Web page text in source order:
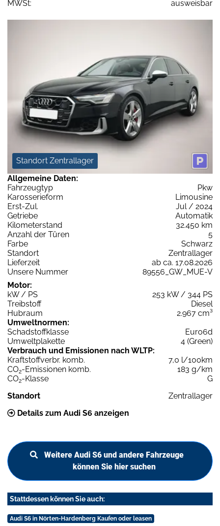
MWSt: ausweisbar
Standort Zentrallager
Allgemeine Daten:
Fahrzeugtyp
Pkw
Karosserieform
Limousine
Erst-Zul.
Jul / 2024
Getriebe
Automatik
Kilometerstand
32.450 km
Anzahl der Türen
5
Farbe
Schwarz
Standort
Zentrallager
Lieferzeit
ab ca. 17.08.2026
Unsere Nummer
89556_GW_MUE-V
Motor:
kW / PS
253 kW / 344 PS
Treibstoff
Diesel
Hubraum
2.967 cm³
Umweltnormen:
Schadstoffklasse
Euro6d
Umweltplakette
4 (Green)
Verbrauch und Emissionen nach WLTP:
Kraftstoffverbr. komb.
7,0 l/100km
CO2-Emissionen komb.
183 g/km
CO2-Klasse
G
Standort
Zentrallager
Details zum Audi S6 anzeigen
Weitere Audi S6 und andere Fahrzeuge
können Sie hier suchen
Stattdessen können Sie auch:
Audi S6 in Nörten-Hardenberg Kaufen oder leasen